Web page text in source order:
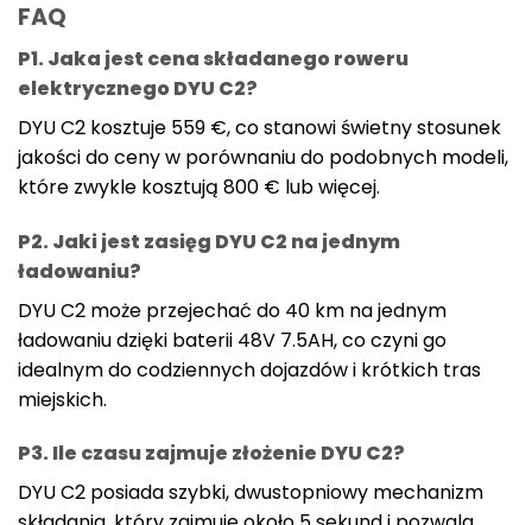
FAQ
P1. Jaka jest cena składanego roweru
elektrycznego DYU C2?
DYU C2 kosztuje 559 €, co stanowi świetny stosunek
jakości do ceny w porównaniu do podobnych modeli,
które zwykle kosztują 800 € lub więcej.
P2. Jaki jest zasięg DYU C2 na jednym
ładowaniu?
DYU C2 może przejechać do 40 km na jednym
ładowaniu dzięki baterii 48V 7.5AH, co czyni go
idealnym do codziennych dojazdów i krótkich tras
miejskich.
P3. Ile czasu zajmuje złożenie DYU C2?
DYU C2 posiada szybki, dwustopniowy mechanizm